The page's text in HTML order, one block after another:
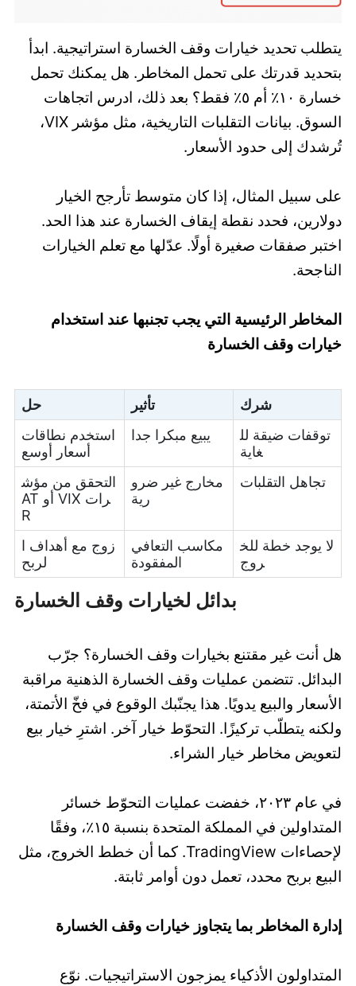
يتطلب تحديد خيارات وقف الخسارة استراتيجية. ابدأ
بتحديد قدرتك على تحمل المخاطر. هل يمكنك تحمل
خسارة ١٠٪ أم ٥٪ فقط؟ بعد ذلك، ادرس اتجاهات
السوق. بيانات التقلبات التاريخية، مثل مؤشر VIX،
تُرشدك إلى حدود الأسعار.
على سبيل المثال، إذا كان متوسط تأرجح الخيار
دولارين، فحدد نقطة إيقاف الخسارة عند هذا الحد.
اختبر صفقات صغيرة أولًا. عدّلها مع تعلم الخيارات
الناجحة.
المخاطر الرئيسية التي يجب تجنبها عند استخدام
خيارات وقف الخسارة
شرك تأثير
حل
توقفات ضيقة لل
غاية
يبيع مبكرا جدا
استخدم نطاقات
أسعار أوسع
تجاهل التقلبات
مخارج غير ضرو
رية
التحقق من مؤش
رات VIX أو AT
R
لا يوجد خطة للخ
روج
مكاسب التعافي
المفقودة
زوج مع أهداف ا
لربح
بدائل لخيارات وقف الخسارة
هل أنت غير مقتنع بخيارات وقف الخسارة؟ جرّب
البدائل. تتضمن عمليات وقف الخسارة الذهنية مراقبة
الأسعار والبيع يدويًا. هذا يجنّبك الوقوع في فخّ الأتمتة،
ولكنه يتطلّب تركيزًا. التحوّط خيار آخر. اشترِ خيار بيع
لتعويض مخاطر خيار الشراء.
في عام ٢٠٢٣، خفضت عمليات التحوّط خسائر
المتداولين في المملكة المتحدة بنسبة ١٥٪، وفقًا
لإحصاءات TradingView. كما أن خطط الخروج، مثل
البيع بربح محدد، تعمل دون أوامر ثابتة.
إدارة المخاطر بما يتجاوز خيارات وقف الخسارة
المتداولون الأذكياء يمزجون الاستراتيجيات. نوّع